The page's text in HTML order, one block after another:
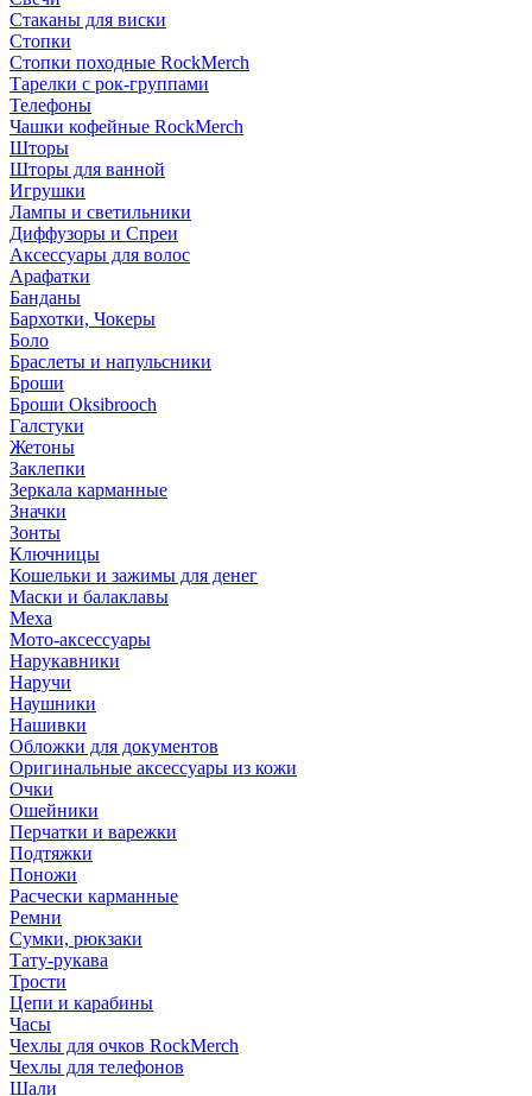
Стаканы для виски
Стопки
Стопки походные RockMerch
Тарелки с рок-группами
Телефоны
Чашки кофейные RockMerch
Шторы
Шторы для ванной
Игрушки
Лампы и светильники
Диффузоры и Спреи
Аксессуары для волос
Арафатки
Банданы
Бархотки, Чокеры
Боло
Браслеты и напульсники
Броши
Броши Oksibrooch
Галстуки
Жетоны
Заклепки
Зеркала карманные
Значки
Зонты
Ключницы
Кошельки и зажимы для денег
Маски и балаклавы
Меха
Мото-аксессуары
Нарукавники
Наручи
Наушники
Нашивки
Обложки для документов
Оригинальные аксессуары из кожи
Очки
Ошейники
Перчатки и варежки
Подтяжки
Поножи
Расчески карманные
Ремни
Сумки, рюкзаки
Тату-рукава
Трости
Цепи и карабины
Часы
Чехлы для очков RockMerch
Чехлы для телефонов
Шали